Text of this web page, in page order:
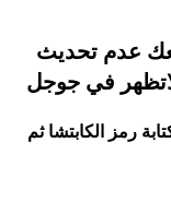
عدم تحديث
في جوجل
رمز الكابتشا ثم